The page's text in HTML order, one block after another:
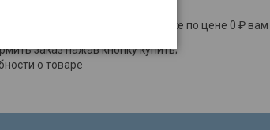
Мир Покрывал в Красноярске по цене 0 ₽
заказ нажав кнопку купить;
о товаре